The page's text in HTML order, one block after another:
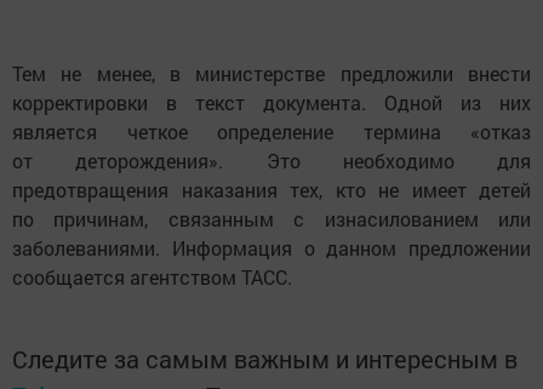
Тем не менее, в министерстве предложили внести
корректировки в текст документа. Одной из них
является четкое определение термина «отказ
от деторождения». Это необходимо для
предотвращения наказания тех, кто не имеет детей
по причинам, связанным с изнасилованием или
заболеваниями. Информация о данном предложении
сообщается агентством ТАСС.
Следите за самым важным и интересным в